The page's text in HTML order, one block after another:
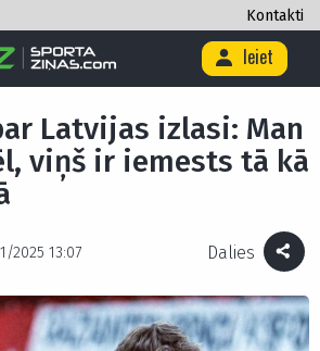
Kontakti
Ieiet
Freimanis par Latvijas izlasi: Man Alonso ir žēl,
Latvijas izlasi: Man
viņš ir iemests tā kā
2025 13:07 Dalies